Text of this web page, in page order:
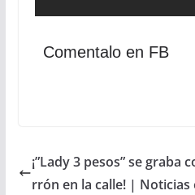
Comentalo en FB
¡”Lady 3 pesos” se graba
rrón en la calle! | Noticias